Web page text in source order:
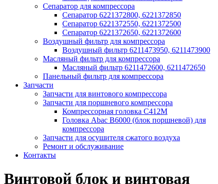
Сепаратор для компрессора
Сепаратор 6221372800, 6221372850
Сепаратор 6221372550, 6221372500
Сепаратор 6221372650, 6221372600
Воздушный фильтр для компрессора
Воздушный фильтр 6211473950, 6211473900
Масляный фильтр для компрессора
Масляный фильтр 6211472600, 6211472650
Панельный фильтр для компрессора
Запчасти
Запчасти для винтового компрессора
Запчасти для поршневого компрессора
Компрессорная головка С412М
Головка Abac B6000 (блок поршневой) для
компрессора
Запчасти для осушителя сжатого воздуха
Ремонт и обслуживание
Контакты
Винтовой блок и винтовая